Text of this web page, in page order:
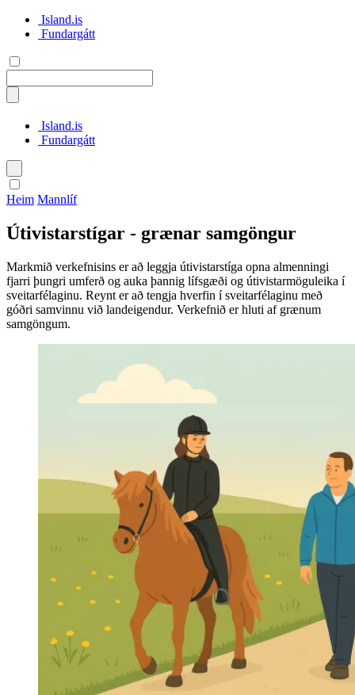
Island.is
Fundargátt
Island.is
Fundargátt
English
Heim Mannlíf
Útivistarstígar - grænar samgöngur
Markmið verkefnisins er að leggja útivistarstíga opna almenningi
fjarri þungri umferð og auka þannig lífsgæði og útivistarmöguleika í
sveitarfélaginu. Reynt er að tengja hverfin í sveitarfélaginu með
góðri samvinnu við landeigendur. Verkefnið er hluti af grænum
samgöngum.